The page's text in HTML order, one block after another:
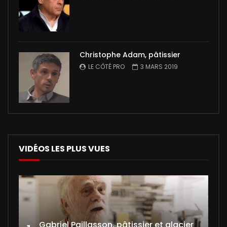
Christophe Adam, pâtissier
LE CÔTÉ PRO 3 MARS 2019
VIDÉOS LES PLUS VUES
Gabriel Paillasson, pâtissier et glacier